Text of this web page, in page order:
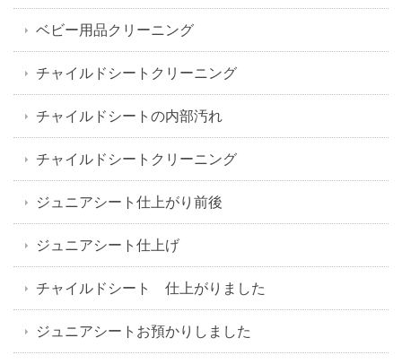
ベビー用品クリーニング
チャイルドシートクリーニング
チャイルドシートの内部汚れ
チャイルドシートクリーニング
ジュニアシート仕上がり前後
ジュニアシート仕上げ
チャイルドシート 仕上がりました
ジュニアシートお預かりしました